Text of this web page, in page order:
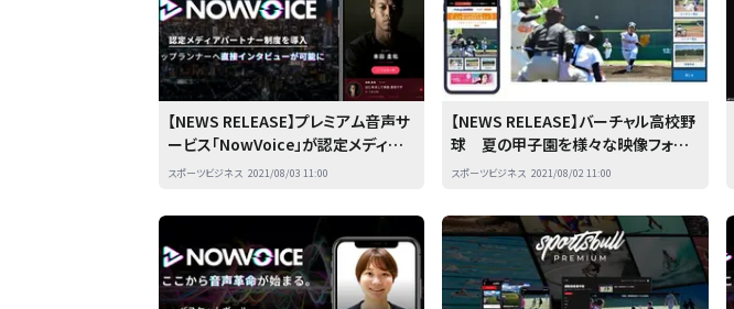
【NEWS RELEASE】プレミアム音声サ
ービス「NowVoice」が認定メディア
パートナー制度を導入 トップランナ
スポーツビジネス 2021/08/03 11:00
【NEWS RELEASE】バーチャル高校野
球 夏の甲子園を様々な映像フォー
マットで配信
スポーツビジネス 2021/08/02 11:00